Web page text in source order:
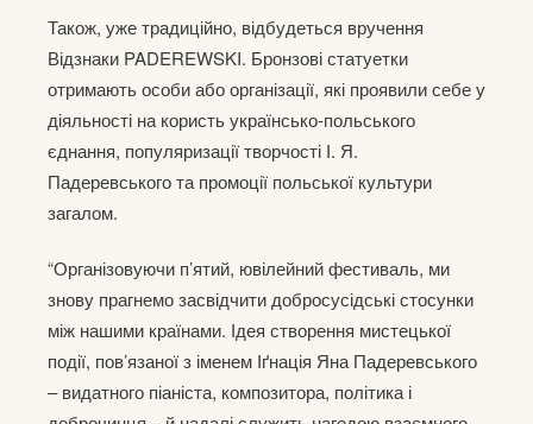
Також, уже традиційно, відбудеться вручення
Відзнаки PADEREWSKI. Бронзові статуетки
отримають особи або організації, які проявили себе у
діяльності на користь українсько-польського
єднання, популяризації творчості І. Я.
Падеревського та промоції польської культури
загалом.
“Організовуючи п’ятий, ювілейний фестиваль, ми
знову прагнемо засвідчити добросусідські стосунки
між нашими країнами. Ідея створення мистецької
події, пов’язаної з іменем Іґнація Яна Падеревського
– видатного піаніста, композитора, політика і